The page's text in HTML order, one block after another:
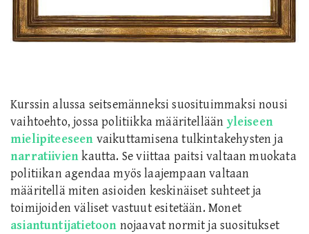
Kurssin alussa seitsemänneksi suosituimmaksi nousi
vaihtoehto, jossa politiikka määritellään yleiseen
mielipiteeseen vaikuttamisena tulkintakehysten ja
narratiivienkautta. Se viittaa paitsi valtaan muokata
politiikan agendaa myös laajempaan valtaan
määritellä miten asioiden keskinäiset suhteet ja
toimijoiden väliset vastuut esitetään. Monet
asiantuntijatietoon nojaavat normit ja suositukset